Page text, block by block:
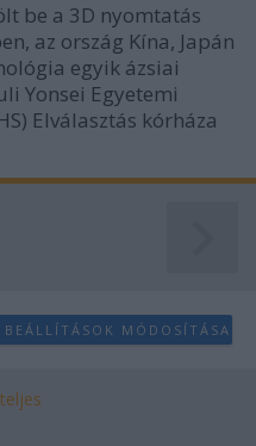
be a 3D nyomtatás
az ország Kína, Japán
egyik ázsiai
Yonsei Egyetemi
Elválasztás kórháza
BEÁLLÍTÁSOK MÓDOSÍTÁSA
teljes